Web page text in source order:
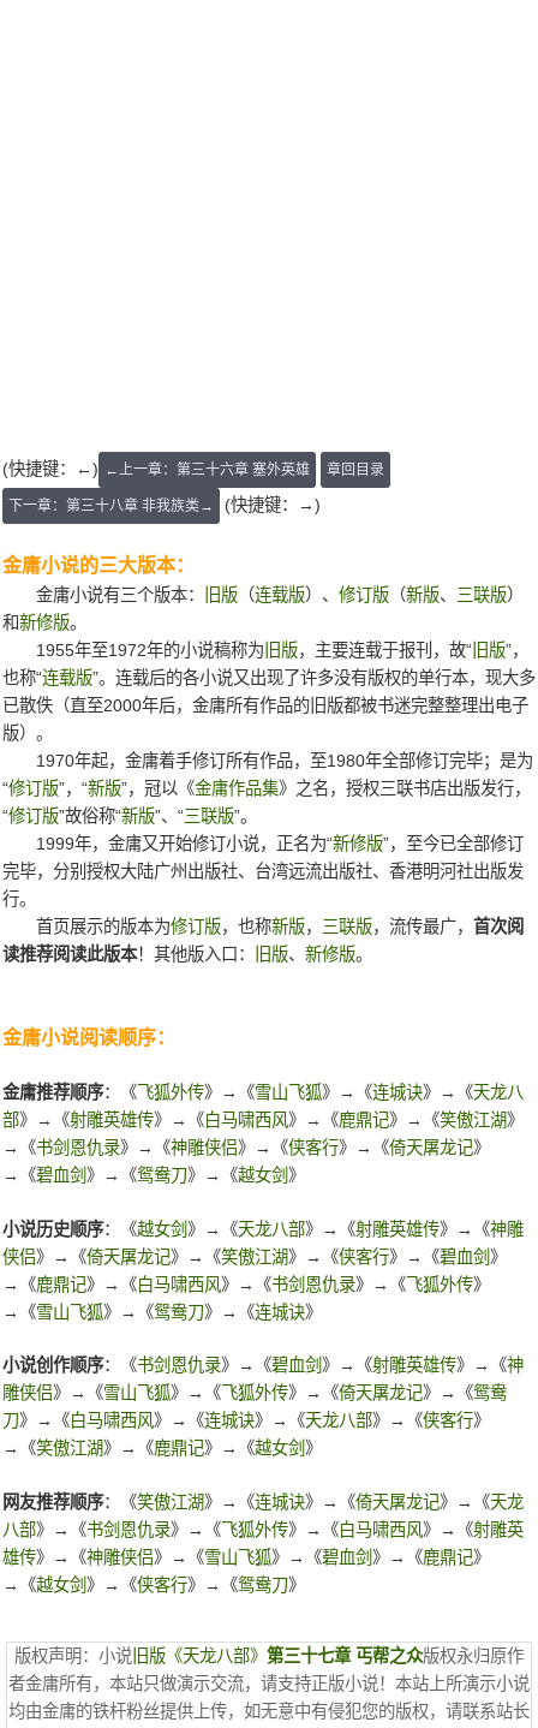
(快捷键：←) ←上一章：第三十六章 塞外英雄 章回目录
下一章：第三十八章 非我族类→ (快捷键：→)
金庸小说的三大版本：
金庸小说有三个版本： 旧版 （连载版）、 修订版 （新版、 三联版）
和新修版。
1955年至1972年的小说稿称为 旧版，主要连载于报刊，故“ 旧版”，
也称“连载版”。连载后的各小说又出现了许多没有版权的单行本，现大多
已散佚（直至2000年后，金庸所有作品的旧版都被书迷完整整理出电子
版）。
1970年起，金庸着手修订所有作品，至1980年全部修订完毕；是为
“修订版”，“新版”，冠以《金庸作品集》之名，授权三联书店出版发行，
“修订版”故俗称“新版”、“三联版”。
1999年，金庸又开始修订小说，正名为“新修版”，至今已全部修订
完毕，分别授权大陆广州出版社、台湾远流出版社、香港明河社出版发
行。
首页展示的版本为修订版，也称新版， 三联版，流传最广， 首次阅
读推荐阅读此版本！其他版入口： 旧版、 新修版。
金庸小说阅读顺序：
金庸推荐顺序：《飞狐外传》→《雪山飞狐》→《连城诀》→《天龙八
部》→《射雕英雄传》→《白马啸西风》→《鹿鼎记》→《笑傲江湖》
→《书剑恩仇录》→《神雕侠侣》→《侠客行》→《倚天屠龙记》
→《碧血剑 》→《鸳鸯刀》→《越女剑 》
小说历史顺序：《越女剑 》→《天龙八部》→《射雕英雄传》→《神雕
侠侣》→《倚天屠龙记》→《笑傲江湖》→《侠客行》→《碧血剑 》
→《鹿鼎记》→《白马啸西风》→《书剑恩仇录》→《飞狐外传》
→《雪山飞狐》→《鸳鸯刀》→《连城诀》
小说创作顺序：《书剑恩仇录》→《碧血剑 》→《射雕英雄传》→《神
雕侠侣》→《雪山飞狐》→《飞狐外传》→《倚天屠龙记》→《鸳鸯
刀》→《白马啸西风》→《连城诀》→《天龙八部》→《侠客行》
→《笑傲江湖》→《鹿鼎记》→《越女剑 》
网友推荐顺序：《笑傲江湖》→《连城诀》→《倚天屠龙记》→《天龙
八部》→《书剑恩仇录》→《飞狐外传》→《白马啸西风》→《射雕英
雄传》→《神雕侠侣》→《雪山飞狐》→《碧血剑 》→《鹿鼎记》
→《越女剑 》→《侠客行》→《鸳鸯刀》
版权声明：小说 旧版《天龙八部》 第三十七章 丐帮之众版权永归原作
者金庸所有，本站只做演示交流，请支持正版小说！本站上所演示小说
均由金庸的铁杆粉丝提供上传，如无意中有侵犯您的版权，请联系站长